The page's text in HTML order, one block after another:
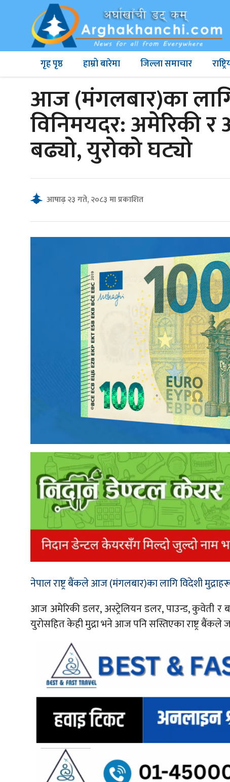
गृह पृष्ठ हाम्रो बारेमा जिल्ला समाचार
आज (मंगलबार)का
विनिमयदर: अमेरिकी
बढ्यो, युरोको घट्यो
आषाढ़ २३ गते, २०८३ मा प्रकाशित
नेपाल राष्ट्र बैंकले आज (मंगलबार)का लागि विदेशी
आज अमेरिकी डलर, अस्ट्रेलियन डलर, पाउन्ड, कुवेती र
युरोसहित केही मुद्रा भने आज पनि सस्तिएका राष्ट्र बैंकले